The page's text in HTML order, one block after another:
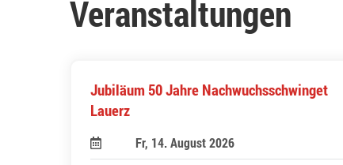
Veranstaltungen
Jubiläum 50 Jahre Nachwuchsschwinget
Lauerz
Fr, 14. August 2026